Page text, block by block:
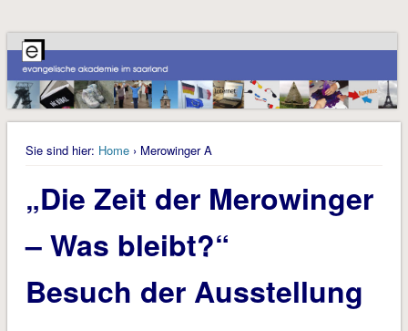
Sie sind hier: Home› Merowinger A
„Die Zeit der Merowinger
– Was bleibt?“
Besuch der Ausstellung